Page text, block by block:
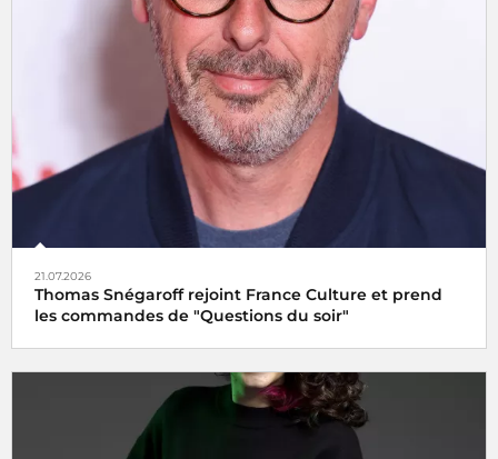
21.07.2026
Thomas Snégaroff rejoint France Culture et prend
les commandes de "Questions du soir"